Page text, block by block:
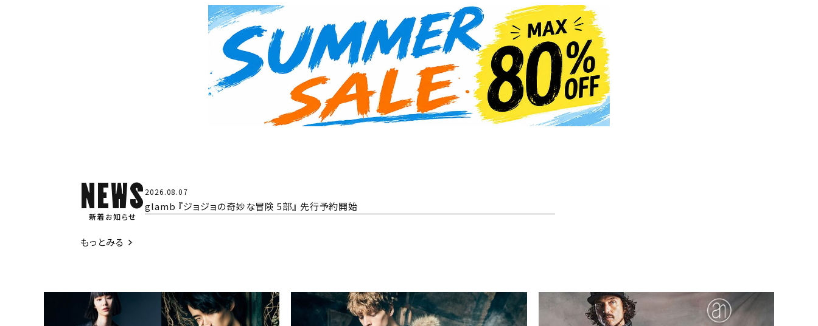
NEWS
新着お知らせ
2026.08.07
glamb 『ジョジョの奇妙な冒険 5部』 先行予約開始
もっとみる